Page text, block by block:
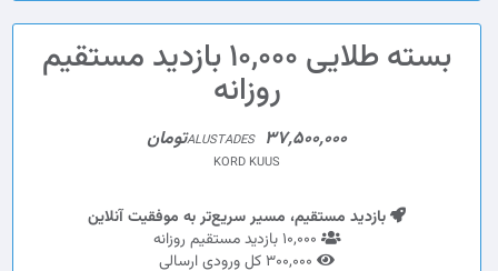
بسته طلایی 10,000 بازدید مستقیم
روزانه
ALUSTADES 37,500,000تومان
KORD KUUS
بازدید مستقیم، مسیر سریع‌تر به موفقیت آنلاین